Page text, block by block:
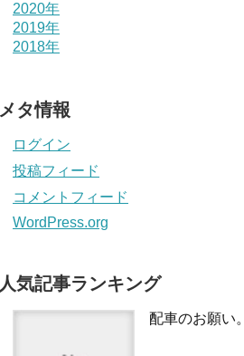
2020年
2019年
2018年
メタ情報
ログイン
投稿フィード
コメントフィード
WordPress.org
人気記事ランキング
配車のお願い。